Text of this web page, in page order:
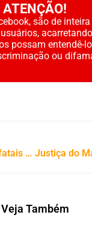
ATENÇÃO!
são de
possam entendê-
ou
Tragédia na TO-040: Três irmãs estão entre as cinco vítimas fatais de acidente
Veja Também